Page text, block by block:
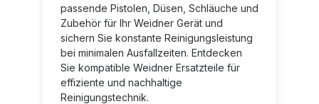
passende Pistolen, Düsen, Schläuche und
Zubehör für Ihr Weidner Gerät und
sichern Sie konstante Reinigungsleistung
bei minimalen Ausfallzeiten. Entdecken
Sie kompatible Weidner Ersatzteile für
effiziente und nachhaltige
Reinigungstechnik.